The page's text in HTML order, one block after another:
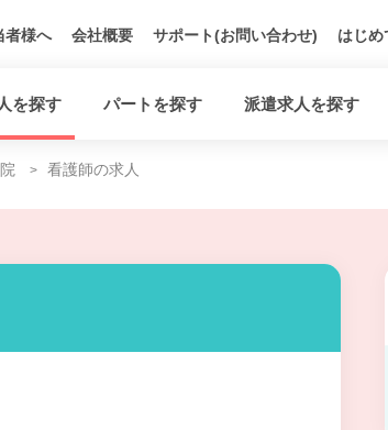
者様へ 会社概要 サポート(お問い合わせ) はじめ
を探す パートを探す 派遣求人を探す
看護師の求人